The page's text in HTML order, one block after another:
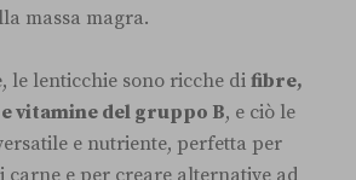
massa magra.
le lenticchie sono ricche di fibre,
vitamine del gruppo B, e ciò le
e nutriente, perfetta per
carne e per creare alternative ad